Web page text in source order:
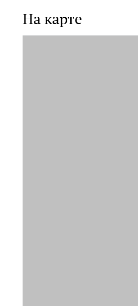
На карте